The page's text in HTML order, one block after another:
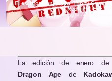
El escritor Kenji Saito ‘Trinity Seven’
Rednight Eve
October 29, 2020 Isaac León
La edición de enero
Dragon Age de